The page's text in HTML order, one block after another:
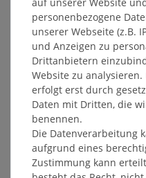
Wunschliste
* inkl. ges. MwSt. zzgl.
Beschreibung
Weitere Details
personenbezogene
unserer Webseite (z.B.
und Anzeigen zu
Drittanbietern
Website zu
erfolgt erst durch
Daten mit Dritten, die
benennen.
Die Datenverarbeitung
aufgrund eines
Zustimmung kann